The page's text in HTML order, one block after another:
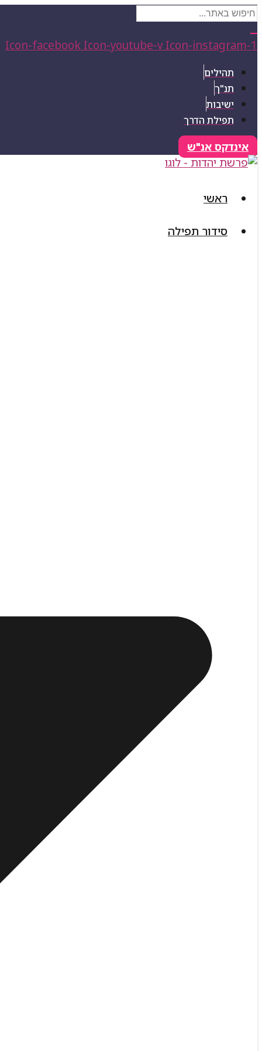
Icon-facebook Icon-youtube-v Icon-instagram-1
תהילים
תנ"ך
ישיבות
תפילת הדרך
אינדקס אנ"ש
ראשי
סידור תפילה